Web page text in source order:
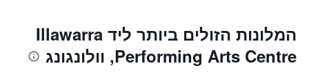
המלונות הזולים ביותר ליד Illawarra
Performing Arts Centre, וולונגונג